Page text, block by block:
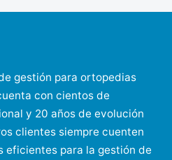
gestión para ortopedias
con cientos de
y 20 años de evolución
clientes siempre cuenten
eficientes para la gestión de